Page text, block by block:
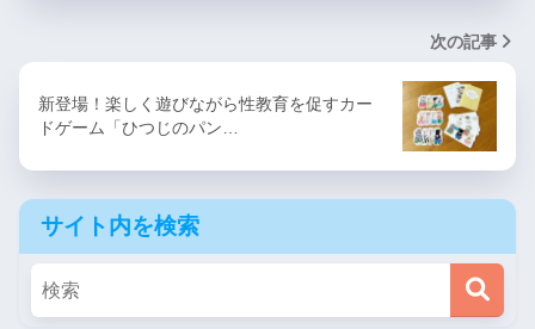
次の記事
新登場！楽しく遊びながら性教育を促すカー
ドゲーム「ひつじのパン…
サイト内を検索